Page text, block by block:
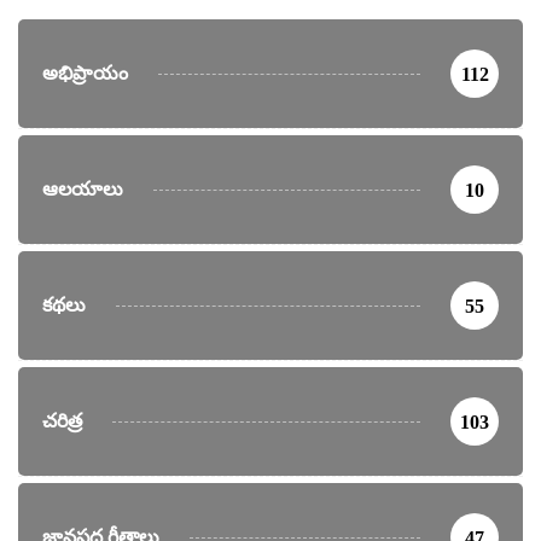
అభిప్రాయం 112
ఆలయాలు 10
కథలు 55
చరిత్ర 103